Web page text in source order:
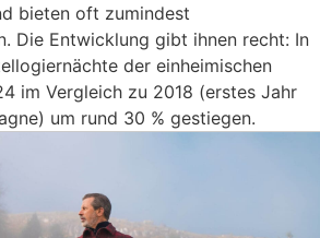
bieten oft zumindest
Die Entwicklung gibt ihnen recht: In
der einheimischen
im Vergleich zu 2018 (erstes Jahr
um rund 30 % gestiegen.